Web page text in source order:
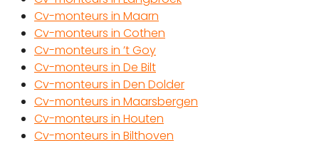
Cv-monteurs in Maarn
Cv-monteurs in Cothen
Cv-monteurs in ’t Goy
Cv-monteurs in De Bilt
Cv-monteurs in Den Dolder
Cv-monteurs in Maarsbergen
Cv-monteurs in Houten
Cv-monteurs in Bilthoven